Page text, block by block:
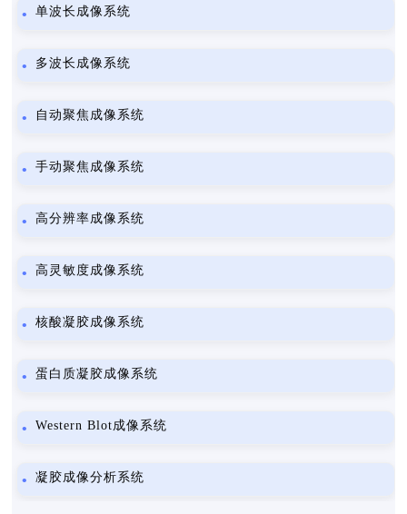
单波长成像系统
多波长成像系统
自动聚焦成像系统
手动聚焦成像系统
高分辨率成像系统
高灵敏度成像系统
核酸凝胶成像系统
蛋白质凝胶成像系统
Western Blot成像系统
凝胶成像分析系统